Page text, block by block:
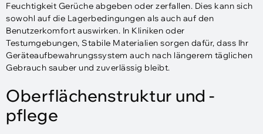
Feuchtigkeit Gerüche abgeben oder zerfallen. Dies kann sich
sowohl auf die Lagerbedingungen als auch auf den
Benutzerkomfort auswirken. In Kliniken oder
Testumgebungen, Stabile Materialien sorgen dafür, dass Ihr
Geräteaufbewahrungssystem auch nach längerem täglichen
Gebrauch sauber und zuverlässig bleibt.
Oberflächenstruktur und -
pflege